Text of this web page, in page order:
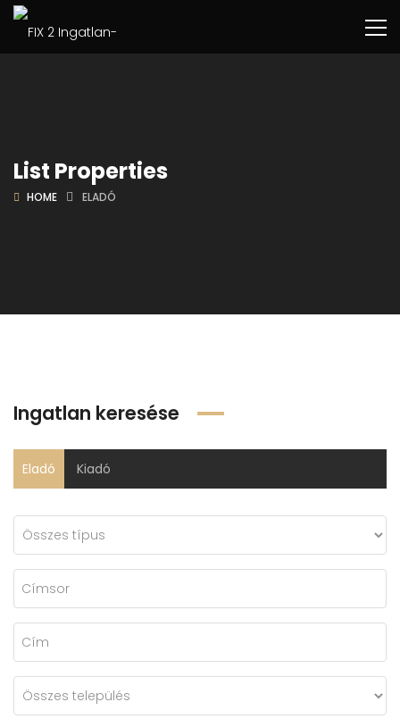
List Properties
HOME ELADÓ
Ingatlan keresése
Eladó Kiadó